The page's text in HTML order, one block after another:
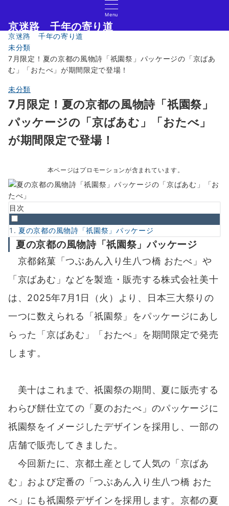
Menu
京迷路 千年の寄り道
京都の観光イベント・グルメ・ショッピングの情報サイト
京迷路 千年の寄り道
未分類
7月限定！夏の京都の風物詩「祇園祭」パッケージの「京ばあ
む」「おたべ」が期間限定で登場！
未分類
7月限定！夏の京都の風物詩「祇園祭」
パッケージの「京ばあむ」「おたべ」
が期間限定で登場！
本ページはプロモーションが含まれています。
目次
夏の京都の風物詩「祇園祭」パッケージ
夏の京都の風物詩「祇園祭」パッケージ
京都銘菓「つぶあん入り生八つ橋 おたべ」や
「京ばあむ」などを製造・販売する株式会社美十
は、2025年7月1日（火）より、日本三大祭りの
一つに数えられる「祇園祭」をパッケージにあし
らった「京ばあむ」「おたべ」を期間限定で発売
します。
美十はこれまで、祇園祭の期間、夏に販売する
わらび餅仕立ての「夏のおたべ」のパッケージに
祇園祭をイメージしたデザインを採用し、一部の
店舗で販売してきました。
今回新たに、京都土産として人気の「京ばあ
む」および定番の「つぶあん入り生八つ橋 おた
べ」にも祇園祭デザインを採用します。京都の夏